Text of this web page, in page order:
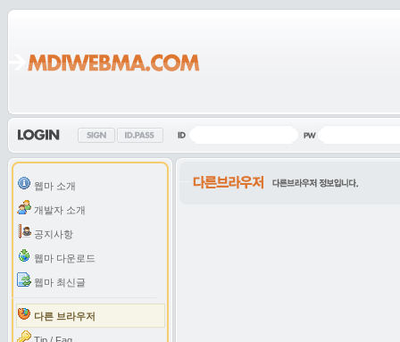
웹마 소개
개발자 소개
공지사항
웹마 다운로드
웹마 최신글
다른 브라우저